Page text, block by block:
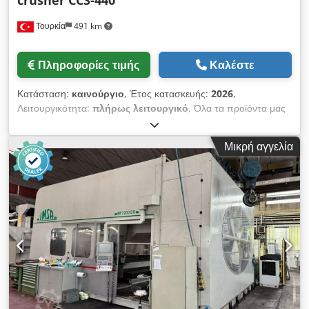
Τουρκία 491 km
Πληροφορίες τιμής Καλέστε
Κατάσταση: καινούργιο, Έτος κατασκευής: 2026,
Λειτουργικότητα: πλήρως λειτουργικό, Όλα τα προϊόντα μας
κατασκευάζονται με φροντίδα και καλύπτονται από εγγύηση 1
έτους! *Εγκατάσταση και εκπαίδευση χειριστή ΔΩΡΕΑΝ Η
σειρά προϊόντων κωνικού θραυστήρα έχει σχεδιαστεί ειδικά για
τα πιο σκληρά υλικά—οι κωνικοί θραυστήρες αποτελούν μία
από τις καλύτερες επιλογές για τη θραύση ποταμίσιου
αμμοχάλικου, βασάλτη και γρανίτη, καθώς και λειαντικών
υλικών στη μεταλλευτική βιομηχανία. Η αρχή λειτουργίας των
κωνικών θραυστήρων βασίζεται στη θραύση του υλικού μέσω
συμπίεσης, πιέζοντάς το ανάμεσα στα τοιχώματά του, τα οποία
είναι πλήρως καλυμμένα με ανθεκτική επένδυση (mantle) και
εσωτερικό κάλυμμα (bowl liner). Ο μεγαλύτερος χρόνος ζωής
σε σύγκριση με άλλους θραυστήρες οφείλεται στα εξαρτήματα
φθοράς μεγάλης αντοχής. Μοντέλο: FABO CCS-440 Ικανότητα:
Μικρή αγγελία